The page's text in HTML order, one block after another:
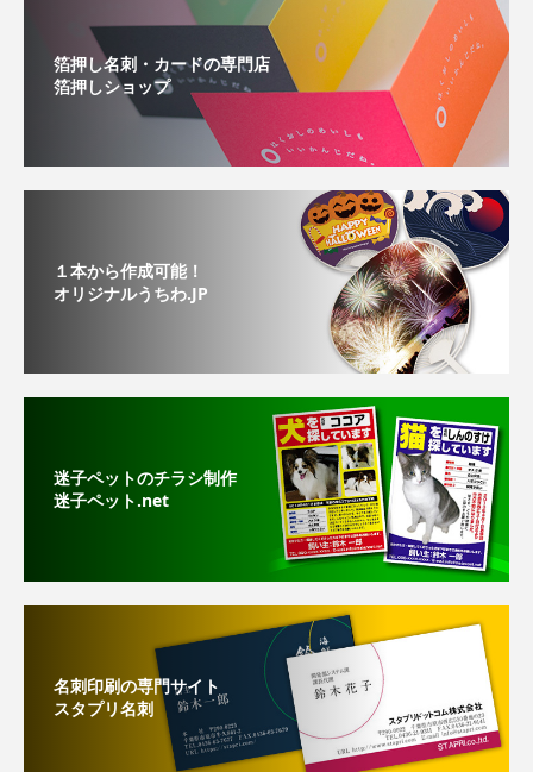
箔押し名刺・カードの専門店
箔押しショップ
１本から作成可能！
オリジナルうちわ.JP
迷子ペットのチラシ制作
迷子ペット.net
名刺印刷の専門サイト
スタプリ名刺